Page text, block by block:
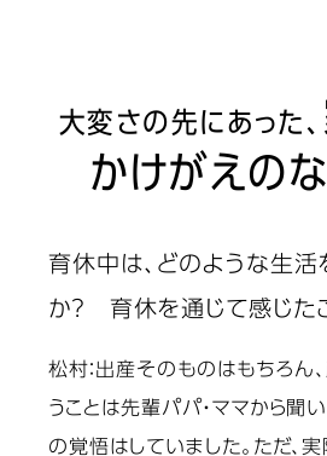
大変さの先にあった、
かけがえの
育休中は、どのような生活
か？ 育休を通じて感じた
松村：出産そのものはもちろん
うことは先輩パパ・ママから聞
の覚悟はしていました。ただ、